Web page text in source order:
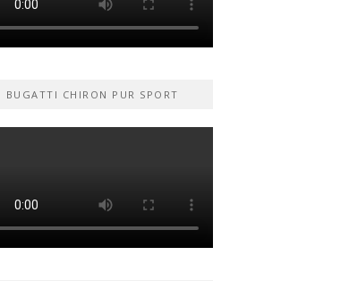
BUGATTI CHIRON PUR SPORT